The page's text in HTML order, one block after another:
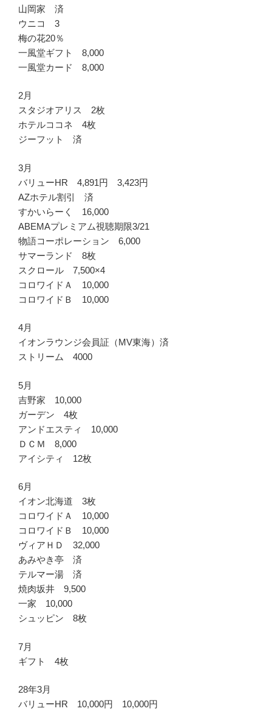
山岡家 済
ウニコ 3
梅の花20％
一風堂ギフト 8,000
一風堂カード 8,000
2月
スタジオアリス 2枚
ホテルココネ 4枚
ジーフット 済
3月
バリューHR 4,891円 3,423円
AZホテル割引 済
すかいらーく 16,000
ABEMAプレミアム視聴期限3/21
物語コーポレーション 6,000
サマーランド 8枚
スクロール 7,500×4
コロワイドＡ 10,000
コロワイドＢ 10,000
4月
イオンラウンジ会員証（MV東海）済
ストリーム 4000
5月
吉野家 10,000
ガーデン 4枚
アンドエスティ 10,000
ＤＣＭ 8,000
アイシティ 12枚
6月
イオン北海道 3枚
コロワイドＡ 10,000
コロワイドＢ 10,000
ヴィアＨＤ 32,000
あみやき亭 済
テルマー湯 済
焼肉坂井 9,500
一家 10,000
シュッピン 8枚
7月
ギフト 4枚
28年3月
バリューHR 10,000円 10,000円